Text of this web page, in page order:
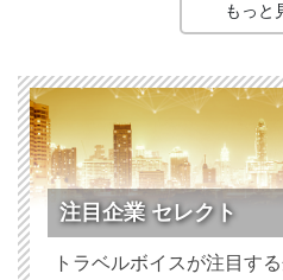
もっと
注目企業 セレクト
トラベルボイスが注目す